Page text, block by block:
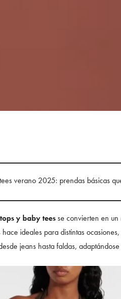
verano 2025: prendas básicas
y baby teesse convierten en un
ideales para distintas
jeans hasta faldas,